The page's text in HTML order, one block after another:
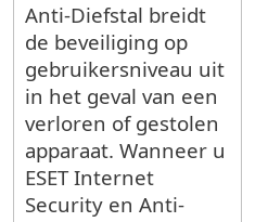
Anti-Diefstal breidt
de beveiliging op
gebruikersniveau uit
in het geval van een
verloren of gestolen
apparaat. Wanneer u
ESET Internet
Security en Anti-